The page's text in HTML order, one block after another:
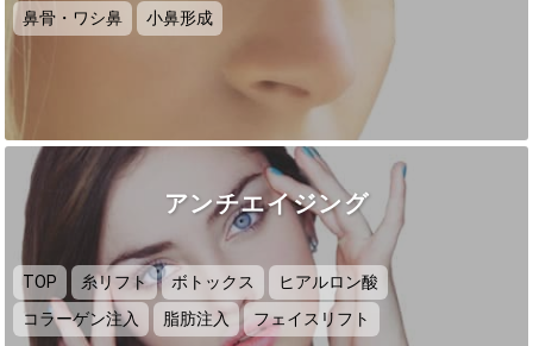
鼻骨・ワシ鼻
小鼻形成
アンチエイジング
TOP 糸リフト ボトックス
ヒアルロン酸
コラーゲン注入
脂肪注入 フェイスリフト